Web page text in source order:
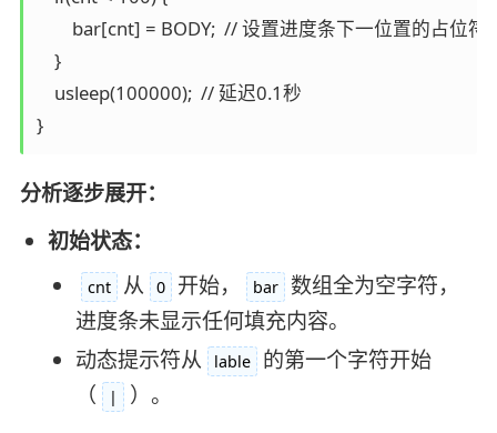
bar[cnt] = BODY;  // 设置进度条下一位置的占位
    }
    usleep(100000);  // 延迟0.1秒
}
分析逐步展开：
初始状态：
cnt 从 0 开始， bar
数组全为空字符，
进度条未显示任何填充内容。
动态提示符从
lable
的第一个字符开始
（
|
）。